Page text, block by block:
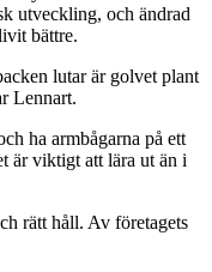
utveckling, och ändrad
bättre.
lutar är golvet plant
Lennart.
ha armbågarna på ett
är viktigt att lära ut än i
rätt håll. Av företagets